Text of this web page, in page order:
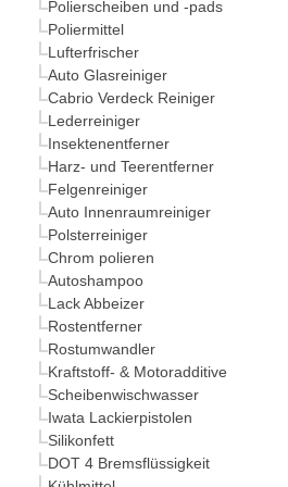
Polierscheiben und -pads
Poliermittel
Lufterfrischer
Auto Glasreiniger
Cabrio Verdeck Reiniger
Lederreiniger
Insektenentferner
Harz- und Teerentferner
Felgenreiniger
Auto Innenraumreiniger
Polsterreiniger
Chrom polieren
Autoshampoo
Lack Abbeizer
Rostentferner
Rostumwandler
Kraftstoff- & Motoradditive
Scheibenwischwasser
Iwata Lackierpistolen
Silikonfett
DOT 4 Bremsflüssigkeit